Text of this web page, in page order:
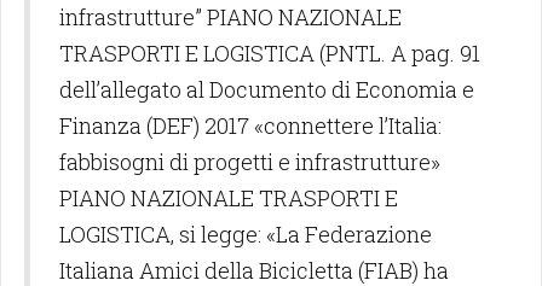
infrastrutture” PIANO NAZIONALE
TRASPORTI E LOGISTICA (PNTL. A pag. 91
dell’allegato al Documento di Economia e
Finanza (DEF) 2017 «connettere l’Italia:
fabbisogni di progetti e infrastrutture»
PIANO NAZIONALE TRASPORTI E
LOGISTICA, si legge: «La Federazione
Italiana Amici della Bicicletta (FIAB) ha